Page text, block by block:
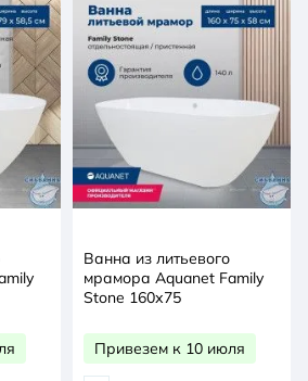
Ванна из литьевого
мрамора Aquanet Family
Stone 160х75
Привезем к 10 июля